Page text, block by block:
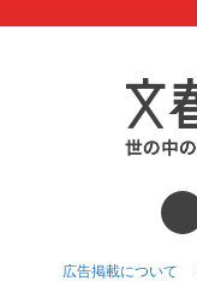
広告掲載について